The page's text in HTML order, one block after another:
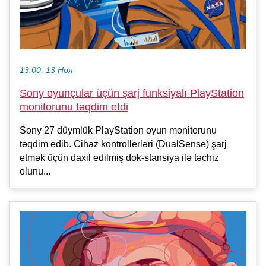
13:00, 13 Ноя
Sony oyunçular üçün şarj funksiyalı PlayStation
monitorunu təqdim etdi
Sony 27 düymlük PlayStation oyun monitorunu
təqdim edib. Cihaz kontrollerləri (DualSense) şarj
etmək üçün daxil edilmiş dok-stansiya ilə təchiz
olunu...